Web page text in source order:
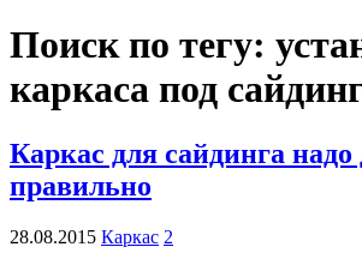
Поиск по тегу:
каркаса под
Каркас для сайдинга надо
правильно
28.08.2015 Каркас 2